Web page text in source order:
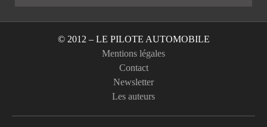
© 2012 – LE PILOTE AUTOMOBILE
Mentions légales
Contact
Newsletter
Les auteurs